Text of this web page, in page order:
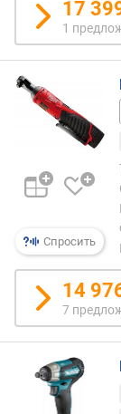
м
н
к
о
ч
е
в
о
у
д
а
р
о
в
17
1
Спросить
14
7